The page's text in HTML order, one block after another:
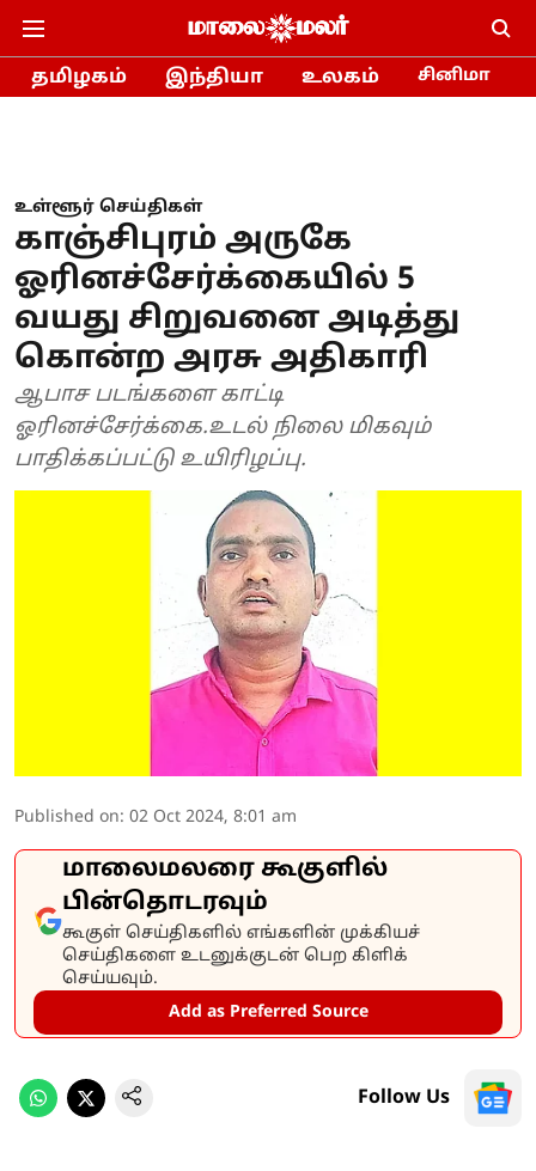
தமிழகம் இந்தியா உலகம் சினிமா
உள்ளூர் செய்திகள்
காஞ்சிபுரம் அருகே
ஓரினச்சேர்க்கையில் 5
வயது சிறுவனை அடித்து
கொன்ற அரசு அதிகாரி
ஆபாச படங்களை காட்டி
ஓரினச்சேர்க்கை.உடல் நிலை மிகவும்
பாதிக்கப்பட்டு உயிரிழப்பு.
Published on: 02 Oct 2024, 8:01 am
மாலைமலரை கூகுளில்
பின்தொடரவும்
கூகுள் செய்திகளில் எங்களின் முக்கியச்
செய்திகளை உடனுக்குடன் பெற கிளிக்
செய்யவும்.
Add as Preferred Source
Follow Us